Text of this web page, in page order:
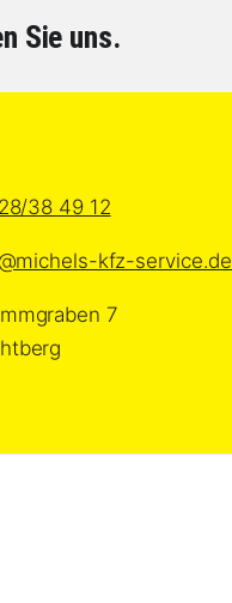
Sie uns.
38 49 12
kfz-service.de
7